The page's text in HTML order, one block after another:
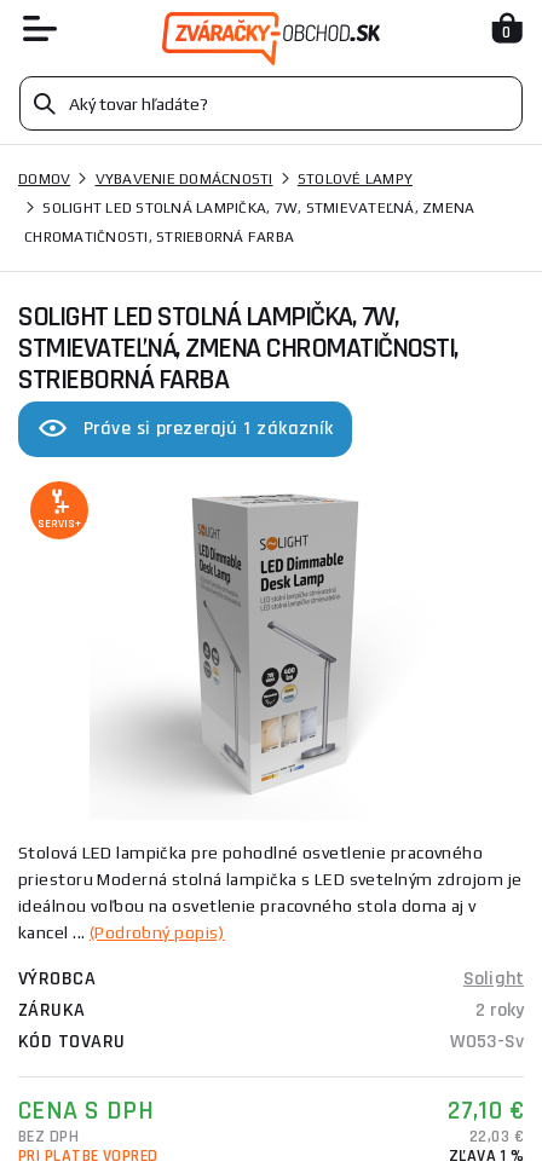
0
DOMOV VYBAVENIE DOMÁCNOSTI
STOLOVÉ LAMPY
SOLIGHT LED STOLNÁ LAMPIČKA, 7W, STMIEVATEĽNÁ, ZMENA
CHROMATIČNOSTI, STRIEBORNÁ FARBA
SOLIGHT LED STOLNÁ LAMPIČKA, 7W,
STMIEVATEĽNÁ, ZMENA CHROMATIČNOSTI,
STRIEBORNÁ FARBA
Práve si prezerajú 1 zákazník
SERVIS+
Stolová LED lampička pre pohodlné osvetlenie pracovného
priestoru Moderná stolná lampička s LED svetelným zdrojom je
ideálnou voľbou na osvetlenie pracovného stola doma aj v
kancel ... (Podrobný popis)
VÝROBCA
Solight
ZÁRUKA
2 roky
KÓD TOVARU
WO53-Sv
CENA S DPH 27,10 €
BEZ DPH
22,03 €
PRI PLATBE VOPRED
ZĽAVA 1 %